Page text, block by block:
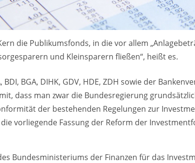
die Publikumsfonds, in die vor allem
und Kleinsparern fließen“, heißt es.
BGA, DIHK, GDV, HDE, ZDH sowie der
dass man zwar die Bundesregierung
der bestehenden Regelungen zur
vorliegende Fassung der Reform der
Bundesministeriums der Finanzen für das